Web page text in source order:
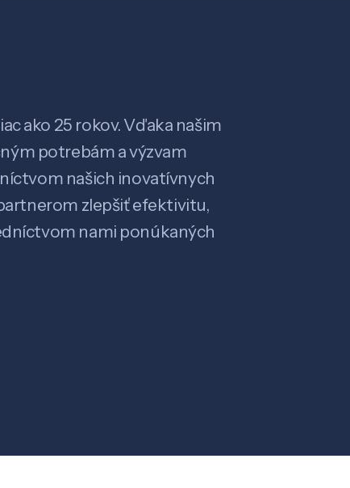
ako 25 rokov. Vďaka našim
potrebám a výzvam
našich inovatívnych
zlepšiť efektivitu,
nami ponúkaných